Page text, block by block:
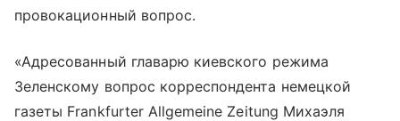
провокационный вопрос.
«Адресованный главарю киевского режима
Зеленскому вопрос корреспондента немецкой
газеты Frankfurter Allgemeine Zeitung Михаэля